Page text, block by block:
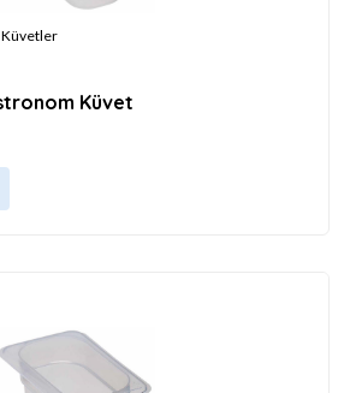
Küvetler
Küvet